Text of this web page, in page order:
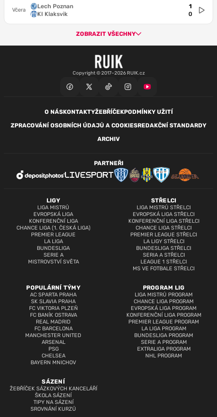
Včera
Lech Poznan
KI Klaksvik
1
0
ZOBRAZIT VŠECHNY
Copyright © 2017–2026 RUIK.cz
O NÁSKONTAKTYŽEBŘÍČEKPODMÍNKY UŽITÍ
ZPRACOVÁNÍ OSOBNÍCH ÚDAJŮ A COOKIESREDAKČNÍ STANDARDY
ARCHIV
LIGY
LIGA MISTRŮ
EVROPSKÁ LIGA
KONFERENČNÍ LIGA
CHANCE LIGA (1. ČESKÁ LIGA)
PREMIER LEAGUE
LA LIGA
BUNDESLIGA
SERIE A
MISTROVSTVÍ SVĚTA
STŘELCI
LIGA MISTRŮ STŘELCI
EVROPSKÁ LIGA STŘELCI
KONFERENČNÍ LIGA STŘELCI
CHANCE LIGA STŘELCI
PREMIER LEAGUE STŘELCI
LA LIGY STŘELCI
BUNDESLIGA STŘELCI
SERIA A STŘELCI
LEAGUE 1 STŘELCI
MS VE FOTBALE STŘELCI
POPULÁRNÍ TÝMY
AC SPARTA PRAHA
SK SLAVIA PRAHA
FC VIKTORIA PLZEŇ
FC BANÍK OSTRAVA
REAL MADRID
FC BARCELONA
MANCHESTER UNITED
ARSENAL
PSG
CHELSEA
BAYERN MNICHOV
PROGRAM LIG
LIGA MISTRŮ PROGRAM
CHANCE LIGA PROGRAM
EVROPSKÁ LIGA PROGRAM
KONFERENČNÍ LIGA PROGRAM
PREMIER LEAGUE PROGRAM
LA LIGA PROGRAM
BUNDESLIGA PROGRAM
SERIE A PROGRAM
EXTRALIGA PROGRAM
NHL PROGRAM
SÁZENÍ
ŽEBŘÍČEK SÁZKOVÝCH KANCELÁŘÍ
ŠKOLA SÁZENÍ
TIPY NA SÁZENÍ
SROVNÁNÍ KURZŮ
PARTNEŘI